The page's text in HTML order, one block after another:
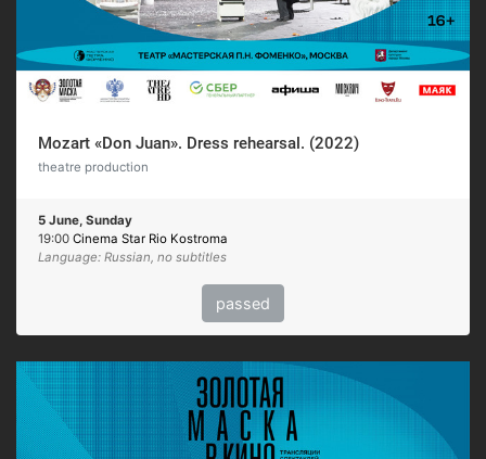
Mozart «Don Juan». Dress rehearsal. (2022)
theatre production
5 June, Sunday
19:00 Cinema Star Rio Kostroma
Language: Russian, no subtitles
passed